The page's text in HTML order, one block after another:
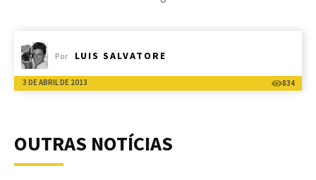
Por LUIS SALVATORE
3 DE ABRIL DE 2013 834
OUTRAS NOTÍCIAS